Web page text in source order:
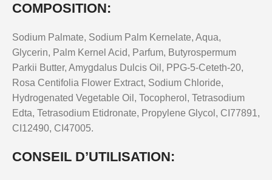
COMPOSITION:
Sodium Palmate, Sodium Palm Kernelate, Aqua,
Glycerin, Palm Kernel Acid, Parfum, Butyrospermum
Parkii Butter, Amygdalus Dulcis Oil, PPG-5-Ceteth-20,
Rosa Centifolia Flower Extract, Sodium Chloride,
Hydrogenated Vegetable Oil, Tocopherol, Tetrasodium
Edta, Tetrasodium Etidronate, Propylene Glycol, CI77891,
CI12490, CI47005.
CONSEIL D’UTILISATION: